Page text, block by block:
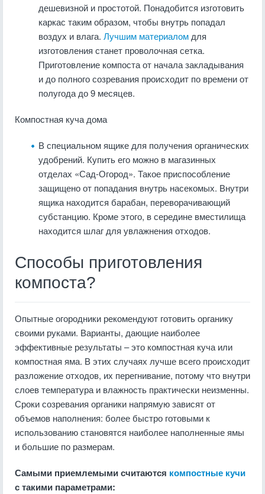
дешевизной и простотой. Понадобится изготовить
каркас таким образом, чтобы внутрь попадал
воздух и влага. Лучшим материалом для
изготовления станет проволочная сетка.
Приготовление компоста от начала закладывания
и до полного созревания происходит по времени от
полугода до 9 месяцев.
Компостная куча дома
В специальном ящике для получения органических
удобрений. Купить его можно в магазинных
отделах «Сад-Огород». Такое приспособление
защищено от попадания внутрь насекомых. Внутри
ящика находится барабан, переворачивающий
субстанцию. Кроме этого, в середине вместилища
находится шлаг для увлажнения отходов.
Способы приготовления
компоста?
Опытные огородники рекомендуют готовить органику
своими руками. Варианты, дающие наиболее
эффективные результаты – это компостная куча или
компостная яма. В этих случаях лучше всего происходит
разложение отходов, их перегнивание, потому что внутри
слоев температура и влажность практически неизменны.
Сроки созревания органики напрямую зависят от
объемов наполнения: более быстро готовыми к
использованию становятся наиболее наполненные ямы
и большие по размерам.
Самыми приемлемыми считаются компостные кучи
с такими параметрами: